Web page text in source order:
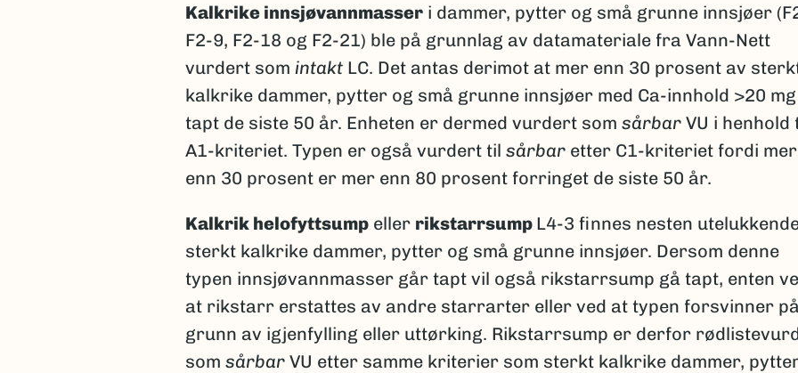
Kalkrike innsjøvannmasser i dammer, pytter og små grunne innsjøer
F2-9, F2-18 og F2-21) ble på grunnlag av datamateriale fra Vann-Nett
vurdert som intakt LC. Det antas derimot at mer enn 30 prosent av
kalkrike dammer, pytter og små grunne innsjøer med Ca-innhold >20
tapt de siste 50 år. Enheten er dermed vurdert som sårbar VU i henhold
A1-kriteriet. Typen er også vurdert til sårbar etter C1-kriteriet fordi mer
enn 30 prosent er mer enn 80 prosent forringet de siste 50 år.
Kalkrik helofyttsump eller rikstarrsump L4-3 finnes nesten
sterkt kalkrike dammer, pytter og små grunne innsjøer. Dersom denne
typen innsjøvannmasser går tapt vil også rikstarrsump gå tapt, enten
at rikstarr erstattes av andre starrarter eller ved at typen forsvinner
grunn av igjenfylling eller uttørking. Rikstarrsump er derfor
som sårbar VU etter samme kriterier som sterkt kalkrike dammer,